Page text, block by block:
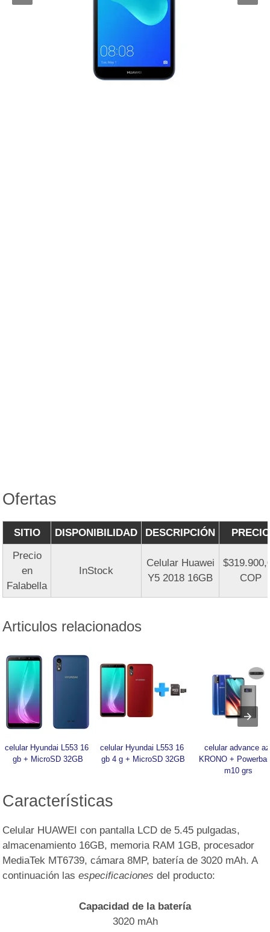
Ofertas
SITIO DISPONIBILIDAD DESCRIPCIÓN
PRECIO
Precio
en
Falabella
InStock
Celular Huawei
Y5 2018 16GB
COP
Articulos relacionados
celular Hyundai L553 16
gb + MicroSD 32GB
celular Hyundai L553 16
gb 4 g + MicroSD 32GB
celular advance az
KRONO +
m10 grs
Características
Celular HUAWEI con pantalla LCD de 5.45 pulgadas,
almacenamiento 16GB, memoria RAM 1GB, procesador
MediaTek MT6739, cámara 8MP, batería de 3020 mAh. A
continuación lasespecificaciones del producto:
Capacidad de la batería
3020 mAh